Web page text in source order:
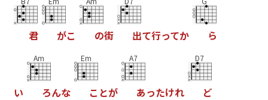
君 がこ の街 出て行ってか ら
い
Am
ろんな
Em
こ とが
A7
あったけれ
D7
ど